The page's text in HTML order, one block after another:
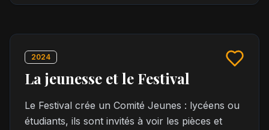
2024
La jeunesse et le Festival
Le Festival crée un Comité Jeunes : lycéens ou
étudiants, ils sont invités à voir les pièces et